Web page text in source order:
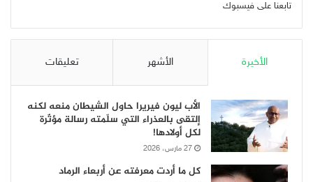
تابعنا على فيسبوك
الأخيرة الأشهر تعليقات
الأب ليون فيريرا حاول الشيطان منعه لكنه
إلتقى بالعذراء التي سلّمته رسالة مؤثّرة
لكل أولادها!
27 مارس، 2026
كل ما أردت معرفته عن أربعاء الرماد